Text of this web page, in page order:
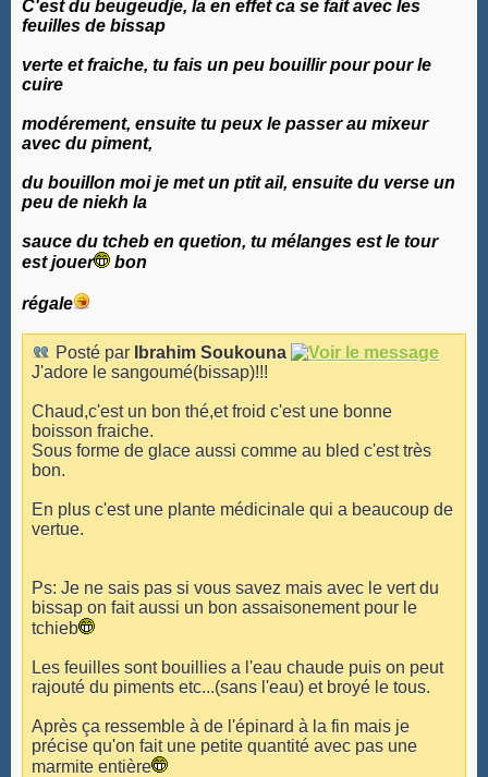
C'est du beugeudje, la en effet ca se fait avec les
feuilles de bissap
verte et fraiche, tu fais un peu bouillir pour pour le
cuire
modérement, ensuite tu peux le passer au mixeur
avec du piment,
du bouillon moi je met un ptit ail, ensuite du verse un
peu de niekh la
sauce du tcheb en quetion, tu mélanges est le tour
est jouer
bon
régale
Posté par
Ibrahim Soukouna
J'adore le sangoumé(bissap)!!!
Chaud,c'est un bon thé,et froid c'est une bonne
boisson fraiche.
Sous forme de glace aussi comme au bled c'est très
bon.
En plus c'est une plante médicinale qui a beaucoup de
vertue.
Ps: Je ne sais pas si vous savez mais avec le vert du
bissap on fait aussi un bon assaisonement pour le
tchieb
Les feuilles sont bouillies a l'eau chaude puis on peut
rajouté du piments etc...(sans l'eau) et broyé le tous.
Après ça ressemble à de l'épinard à la fin mais je
précise qu'on fait une petite quantité avec pas une
marmite entière